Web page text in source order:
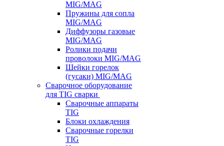
MIG/MAG
Пружины для сопла
MIG/MAG
Диффузоры газовые
MIG/MAG
Ролики подачи
проволоки MIG/MAG
Шейки горелок
(гусаки) MIG/MAG
Сварочное оборудование
для TIG сварки
Сварочные аппараты
TIG
Блоки охлаждения
Сварочные горелки
TIG